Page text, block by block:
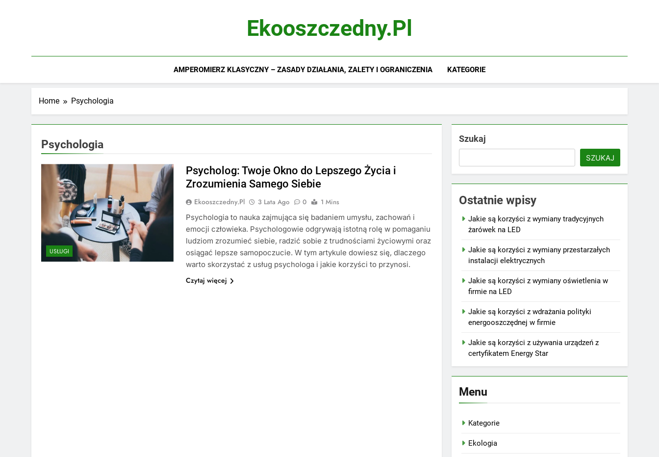
Ekooszczedny.pl
AMPEROMIERZ KLASYCZNY – ZASADY DZIAŁANIA, ZALETY I OGRANICZENIA KATEGORIE
Home Psychologia
Psychologia
USŁUGI
Psycholog: Twoje Okno do Lepszego Życia i
Zrozumienia Samego Siebie
Ekooszczedny.pl 3 Lata Ago 0
1 Mins
Psychologia to nauka zajmująca się badaniem umysłu, zachowań i
emocji człowieka. Psychologowie odgrywają istotną rolę w pomaganiu
ludziom zrozumieć siebie, radzić sobie z trudnościami życiowymi oraz
osiągać lepsze samopoczucie. W tym artykule dowiesz się, dlaczego
warto skorzystać z usług psychologa i jakie korzyści to przynosi.
Czytaj więcej
Szukaj
SZUKAJ
Ostatnie wpisy
Jakie są korzyści z wymiany tradycyjnych
żarówek na LED
Jakie są korzyści z wymiany przestarzałych
instalacji elektrycznych
Jakie są korzyści z wymiany oświetlenia w
firmie na LED
Jakie są korzyści z wdrażania polityki
energooszczędnej w firmie
Jakie są korzyści z używania urządzeń z
certyfikatem Energy Star
Menu
Kategorie
Ekologia